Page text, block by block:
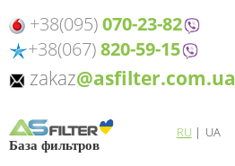
+38(095)070-23-82
+38(067)820-59-15
zakaz@asfilter.com.ua
База фильтров
RU| UA